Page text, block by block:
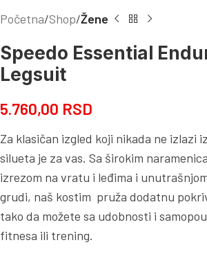
Početna Shop Žene
Speedo Essential
Legsuit
5.760,00 RSD
Za klasičan izgled koji nikada ne izlazi
silueta je za vas. Sa širokim
izrezom na vratu i leđima i
grudi, naš kostim pruža dodatnu
tako da možete sa udobnosti i
fitnesa ili trening.